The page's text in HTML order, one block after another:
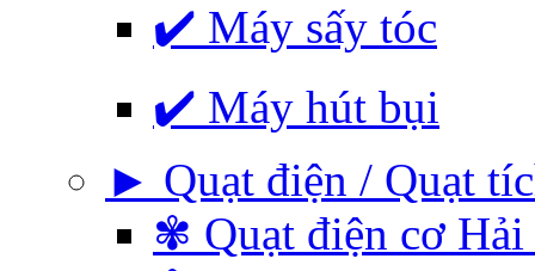
✔️ Máy sấy tóc
✔️ Máy hút bụi
► Quạt điện / Quạt
✾ Quạt điện cơ Hải